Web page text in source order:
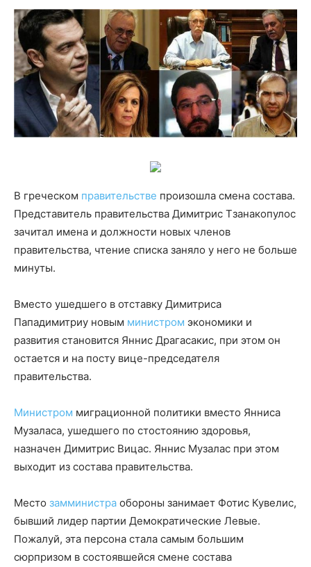
В греческом правительстве произошла смена состава.
Представитель правительства Димитрис Тзанакопулос
зачитал имена и должности новых членов
правительства, чтение списка заняло у него не больше
минуты.
Вместо ушедшего в отставку Димитриса
Пападимитриу новым министром экономики и
развития становится Яннис Драгасакис, при этом он
остается и на посту вице-председателя
правительства.
Министром миграционной политики вместо Янниса
Музаласа, ушедшего по стостоянию здоровья,
назначен Димитрис Вицас. Яннис Музалас при этом
выходит из состава правительства.
Место замминистра обороны занимает Фотис Кувелис,
бывший лидер партии Демократические Левые.
Пожалуй, эта персона стала самым большим
сюрпризом в состоявшейся смене состава